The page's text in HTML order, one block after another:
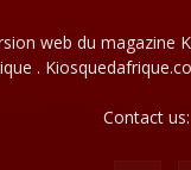
web du magazine
.
Contact us: